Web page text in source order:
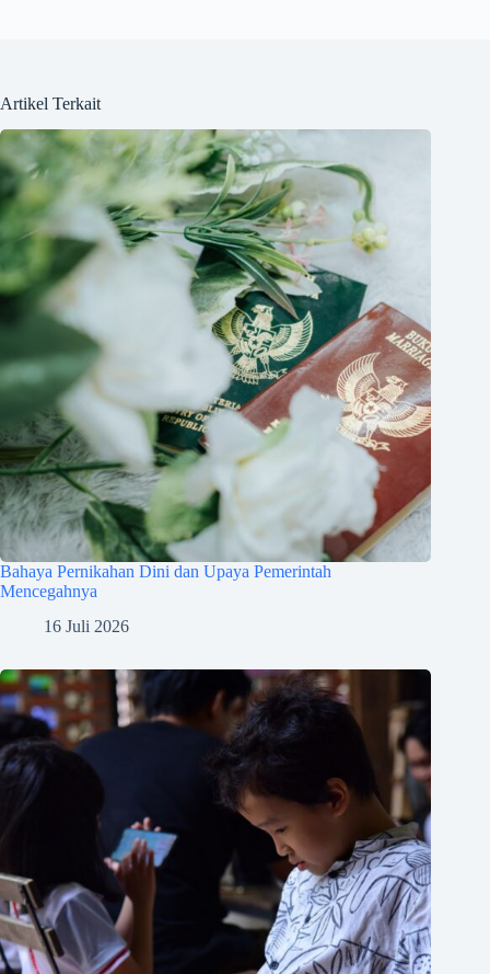
Artikel Terkait
Bahaya Pernikahan Dini dan Upaya Pemerintah
Mencegahnya
16 Juli 2026